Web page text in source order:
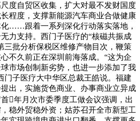
度自贸区收集，扩大对最不发财国度
程度，支撑新能源汽车商业合做健康
……跟着一系列深化行动落实落地，
力支持。西门子医疗的“核磁共振成
三批分析保税区维修产物目次，鞭策
不久前正在深圳前海落成。“这为企
市场创制新劣势，也进一步添加了我
门子医疗大中华区总裁王皓说。福建
出，实施货色商业、办事商业立异成
年月次市委季度工做会议强调，出
稳外贸稳外资；姑苏召开全市新型工